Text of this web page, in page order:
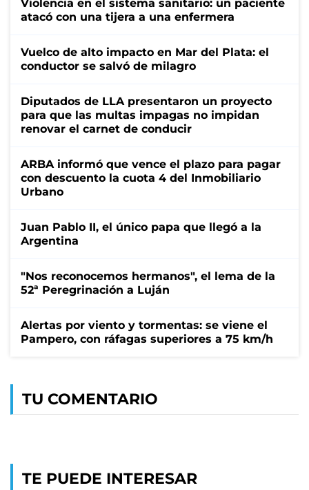
Violencia en el sistema sanitario: un paciente
atacó con una tijera a una enfermera
Vuelco de alto impacto en Mar del Plata: el
conductor se salvó de milagro
Diputados de LLA presentaron un proyecto
para que las multas impagas no impidan
renovar el carnet de conducir
ARBA informó que vence el plazo para pagar
con descuento la cuota 4 del Inmobiliario
Urbano
Juan Pablo II, el único papa que llegó a la
Argentina
"Nos reconocemos hermanos", el lema de la
52ª Peregrinación a Luján
Alertas por viento y tormentas: se viene el
Pampero, con ráfagas superiores a 75 km/h
TU COMENTARIO
TE PUEDE INTERESAR